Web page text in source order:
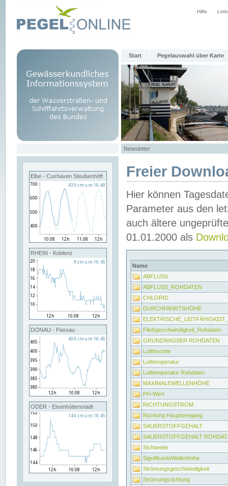
Hilfe
Start Pegelauswahl über Karte
Newsletter
Elbe - Cuxhaven Steubenhöft
RHEIN - Koblenz
DONAU - Passau
ODER - Eisenhüttenstadt
Freier
Hier können
Parameter aus den
auch ältere
01.01.2000 als
Name
ABFLUSS
ABFLUSS_ROHDATEN
CHLORID
DURCHFAHRTSHÖHE
Fließgeschwindigkeit_Rohdaten
GRUNDWASSER ROHDATEN
Luftfeuchte
Lufttemperatur
Lufttemperatur Rohdaten
MAXIMALEWELLENHÖHE
PH-Wert
RICHTUNGSTROM
Richtung Hauptseegang
SAUERSTOFFGEHALT
SAUERSTOFFGEHALT
Sichtweite
SignifikanteWellenhöhe
Strömungsgeschwindigkeit
Strömungsrichtung